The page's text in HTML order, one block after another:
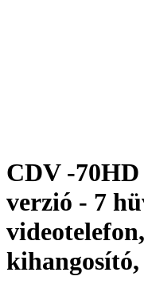
CDV -
verzió - 7
kihangosító,